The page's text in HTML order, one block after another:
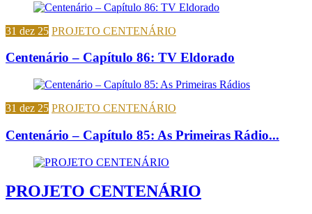
31 dez 25 PROJETO CENTENÁRIO
Centenário – Capítulo 86: TV Eldorado
31 dez 25 PROJETO CENTENÁRIO
Centenário – Capítulo 85: As Primeiras Rádio...
PROJETO CENTENÁRIO